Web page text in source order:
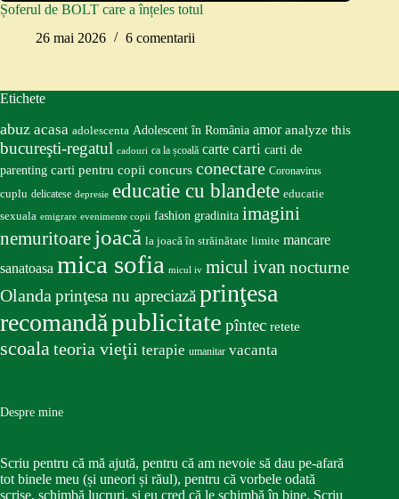
Șoferul de BOLT care a înțeles totul
26 mai 2026
6 comentarii
Etichete
abuz acasa adolescenta Adolescent în România amor analyze this
bucureşti-regatul cadouri ca la școală carte carti carti de
parenting carti pentru copii concurs conectare Coronavirus
cuplu delicatese depresie educatie cu blandete educatie
sexuala emigrare evenimente copii fashion gradinita imagini
nemuritoare joacă la joacă în străinătate limite mancare
sanatoasa mica sofia micul iv micul ivan nocturne
Olandaprinţesa nu apreciazăprinţesa
recomandăpublicitate pîntec retete
scoalateoria vieţii terapie umanitar vacanta
Despre mine
Scriu pentru că mă ajută, pentru că am nevoie să dau pe-afară
tot binele meu (și uneori și răul), pentru că vorbele odată
scrise, schimbă lucruri, și eu cred că le schimbă în bine. Scriu